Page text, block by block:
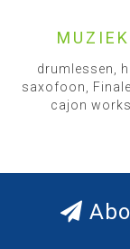
drumlessen,
saxofoon,
cajon